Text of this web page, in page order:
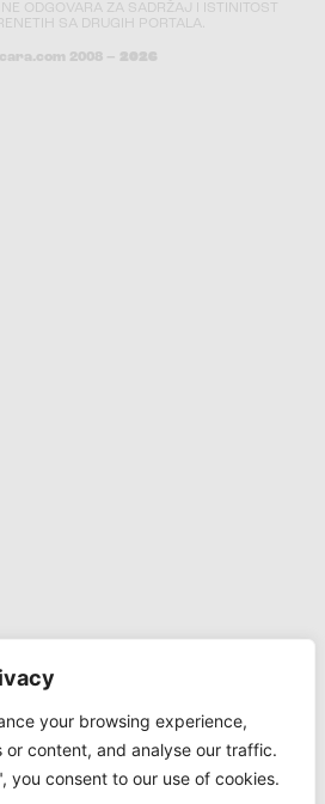
your browsing experience,
or content, and analyse our traffic.
you consent to our use of cookies.
ODGOVARA ZA SADRŽAJ I ISTINITOST
SA DRUGIH PORTALA.
2008 – 2026